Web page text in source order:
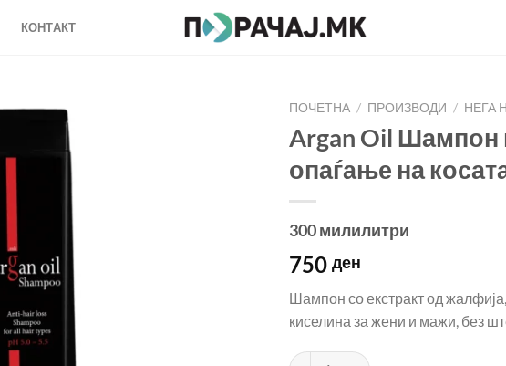
КОНТАКТ
ПОЧЕТНА / ПРОИЗВОДИ / НЕГА
Argan Oil Шампон
опаѓање на
300 милилитри
750 ден
Шампон со екстракт од
киселина за жени и мажи, без
Argan Oil Шампон против опаѓање